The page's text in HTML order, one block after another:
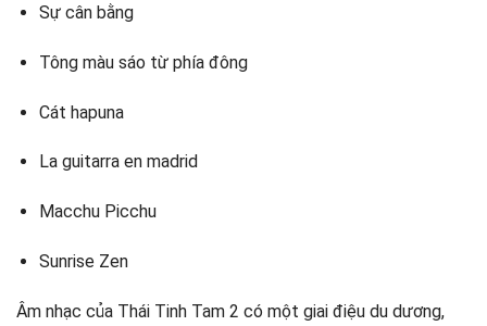
Sự cân bằng
Tông màu sáo từ phía đông
Cát hapuna
La guitarra en madrid
Macchu Picchu
Sunrise Zen
Âm nhạc của Thái Tinh Tam 2 có một giai điệu du dương,